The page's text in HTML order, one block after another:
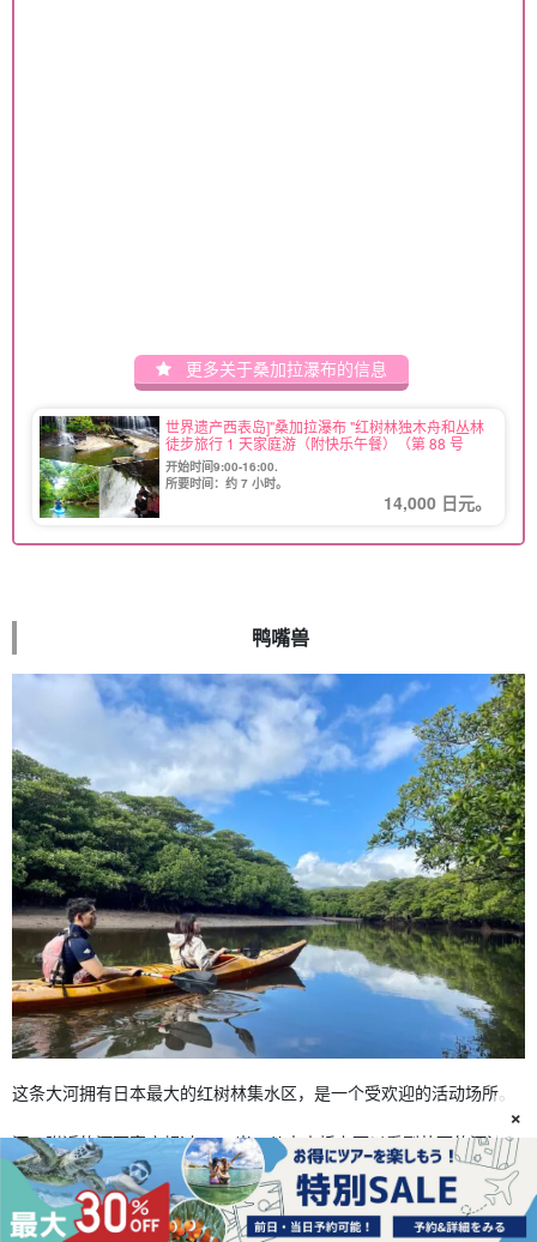
更多关于桑加拉瀑布的信息
世界遗产西表岛]"桑加拉瀑布 "红树林独木舟和丛林
徒步旅行 1 天家庭游（附快乐午餐）（第 88 号
开始时间9:00-16:00.
所要时间：约 7 小时。
14,000 日元。
鸭嘴兽
这条大河拥有日本最大的红树林集水区，是一个受欢迎的活动场所。
河口附近的河面宽度超过 200 米，从中山桥上可以看到壮丽的河流和
红树林，景色十分壮观！它还被指定为国家天然纪念物。
关于仲间川的更多信息
×